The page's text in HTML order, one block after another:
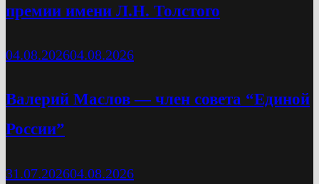
премии имени Л.Н. Толстого
04.08.202604.08.2026
Валерий Маслов — член совета “Единой
России”
31.07.202604.08.2026